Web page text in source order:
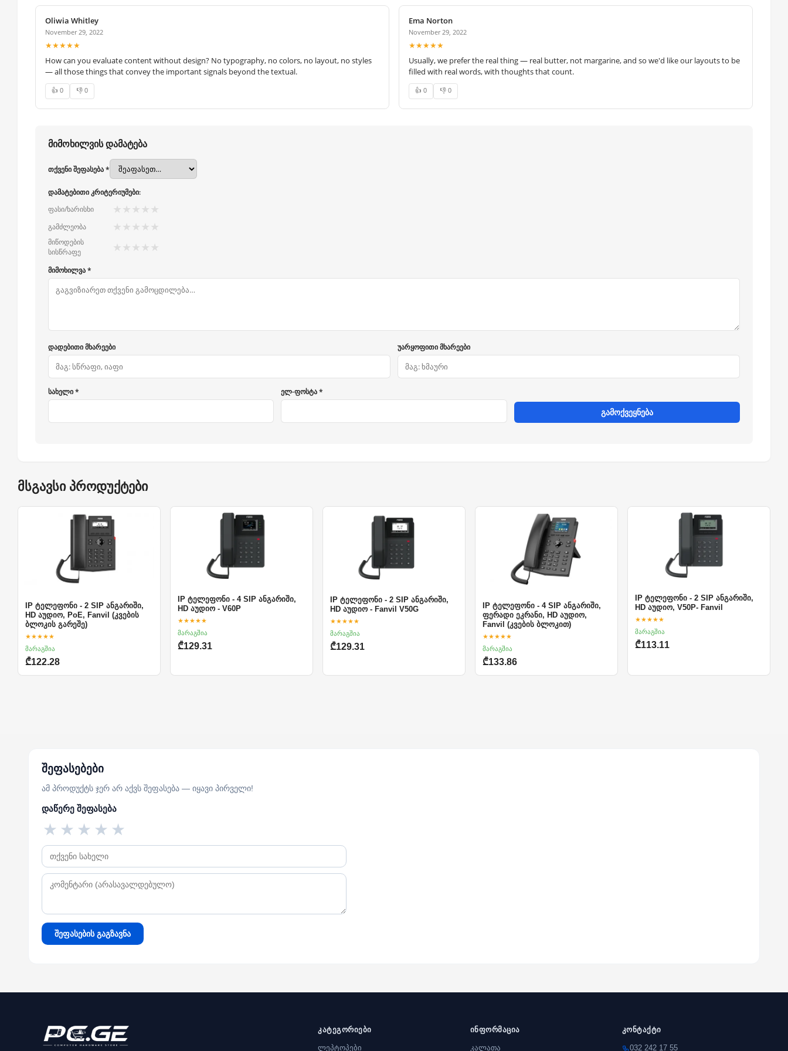
Oliwia Whitley
November 29, 2022
★★★★★
How can you evaluate content without design? No typography, no colors, no layout, no styles
— all those things that convey the important signals beyond the textual.
👍 0 👎 0
Ema Norton
November 29, 2022
★★★★★
Usually, we prefer the real thing — real butter, not margarine, and so we'd like our layouts to be
filled with real words, with thoughts that count.
👍 0 👎 0
მიმოხილვის დამატება
თქვენი შეფასება *
დამატებითი კრიტერიუმები:
ფასი/ხარისხი
★ ★ ★ ★ ★
გამძლეობა ★ ★ ★ ★ ★
მიწოდების
სისწრაფე
★ ★ ★ ★ ★
მიმოხილვა *
დადებითი მხარეები უარყოფითი მხარეები
სახელი * ელ-ფოსტა *
გამოქვეყნება
მსგავსი პროდუქტები
IP ტელეფონი - 2 SIP ანგარიში,
HD აუდიო, PoE, Fanvil (კვების
ბლოკის გარეშე)
★★★★★
მარაგშია
₾122.28
IP ტელეფონი - 4 SIP ანგარიში,
HD აუდიო - V60P
★★★★★
მარაგშია
₾129.31
IP ტელეფონი - 2 SIP ანგარიში,
HD აუდიო - Fanvil V50G
★★★★★
მარაგშია
₾129.31
IP ტელეფონი - 4 SIP ანგარიში,
ფერადი ეკრანი, HD აუდიო,
Fanvil (კვების ბლოკით)
★★★★★
მარაგშია
₾133.86
IP ტელეფონი - 2 SIP ანგარიში,
HD აუდიო, V50P- Fanvil
★★★★★
მარაგშია
₾113.11
შეფასებები
ამ პროდუქტს ჯერ არ აქვს შეფასება — იყავი პირველი!
დაწერე შეფასება
★
★
★
★
★
შეფასების გაგზავნა
კატეგორიები
ლეპტოპები
ინფორმაცია
კალათა
კონტაქტი
032 242 17 55